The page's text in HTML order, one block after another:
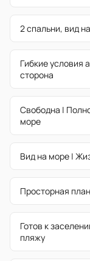
2 спальни, вид
Гибкие условия
сторона
Свободна |
море
Вид на море |
Просторная
Готов к
пляжу